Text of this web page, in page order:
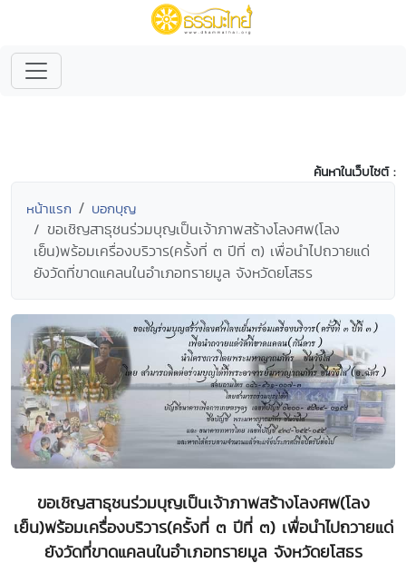
ค้นหาในเว็บไซต์ :
หน้าแรก บอกบุญ
ขอเชิญสาธุชนร่วมบุญเป็นเจ้าภาพสร้างโลงศพ(โลง
เย็น)พร้อมเครื่องบริวาร(ครั้งที่ ๓ ปีที่ ๓) เพื่อนำไปถวายแด่
ยังวัดที่ขาดแคลนในอำเภอทรายมูล จังหวัดยโสธร
ขอเชิญสาธุชนร่วมบุญเป็นเจ้าภาพสร้างโลงศพ(โลง
เย็น)พร้อมเครื่องบริวาร(ครั้งที่ ๓ ปีที่ ๓) เพื่อนำไปถวายแด่
ยังวัดที่ขาดแคลนในอำเภอทรายมูล จังหวัดยโสธร